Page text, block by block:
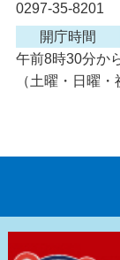
0297-35-8201
開庁時間
午前8時30分か
（土曜・日曜